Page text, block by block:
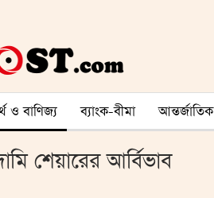
ও বাণিজ্য ব্যাংক-বীমা আন্তর্জাতিক
শেয়ারের আর্বিভাব